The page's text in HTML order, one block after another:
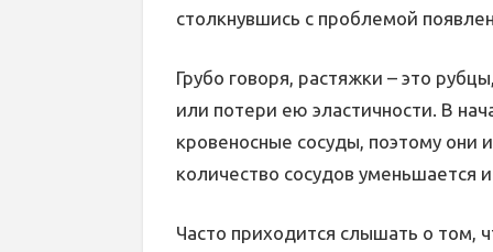
столкнувшись с проблемой
Грубо говоря, растяжки – это
или потери ею эластичности. В
кровеносные сосуды, поэтому они
количество сосудов уменьшается
Часто приходится слышать о том,